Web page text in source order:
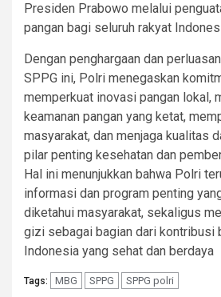
Presiden Prabowo melalui
pangan bagi seluruh rakyat
Dengan penghargaan dan
SPPG ini, Polri menegaskan
memperkuat inovasi pangan lokal,
keamanan pangan yang ketat,
masyarakat, dan menjaga kualitas
pilar penting kesehatan dan
Hal ini menunjukkan bahwa Polri
informasi dan program penting
diketahui masyarakat, sekaligus
gizi sebagai bagian dari kontribusi
Indonesia yang sehat dan berdaya
Tags: MBG SPPG SPPG polri